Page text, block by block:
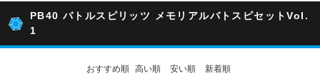
PB40 バトルスピリッツ メモリアルバトスピセットVol.
1
おすすめ順 高い順 安い順 新着順